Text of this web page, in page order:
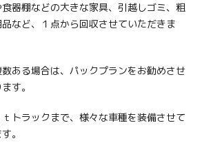
食器棚などの大きな家具、引越しゴミ、粗
など、１点から回収させていただきま
数ある場合は、パックプランをお勧めさせ
す。
トラックまで、様々な車種を装備させて
。